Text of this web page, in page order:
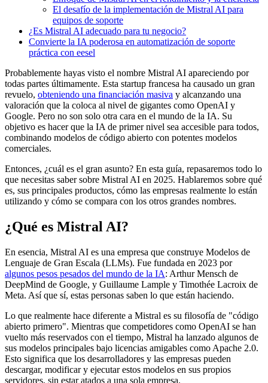
El desafío de la implementación de Mistral AI para
equipos de soporte
¿Es Mistral AI adecuado para tu negocio?
Convierte la IA poderosa en automatización de soporte
práctica con eesel
Probablemente hayas visto el nombre Mistral AI apareciendo por
todas partes últimamente. Esta startup francesa ha causado un gran
revuelo, obteniendo una financiación masiva y alcanzando una
valoración que la coloca al nivel de gigantes como OpenAI y
Google. Pero no son solo otra cara en el mundo de la IA. Su
objetivo es hacer que la IA de primer nivel sea accesible para todos,
combinando modelos de código abierto con potentes modelos
comerciales.
Entonces, ¿cuál es el gran asunto? En esta guía, repasaremos todo lo
que necesitas saber sobre Mistral AI en 2025. Hablaremos sobre qué
es, sus principales productos, cómo las empresas realmente lo están
utilizando y cómo se compara con los otros grandes nombres.
¿Qué es Mistral AI?
En esencia, Mistral AI es una empresa que construye Modelos de
Lenguaje de Gran Escala (LLMs). Fue fundada en 2023 por
algunos pesos pesados del mundo de la IA: Arthur Mensch de
DeepMind de Google, y Guillaume Lample y Timothée Lacroix de
Meta. Así que sí, estas personas saben lo que están haciendo.
Lo que realmente hace diferente a Mistral es su filosofía de "código
abierto primero". Mientras que competidores como OpenAI se han
vuelto más reservados con el tiempo, Mistral ha lanzado algunos de
sus modelos principales bajo licencias amigables como Apache 2.0.
Esto significa que los desarrolladores y las empresas pueden
descargar, modificar y ejecutar estos modelos en sus propios
servidores, sin estar atados a una sola empresa.